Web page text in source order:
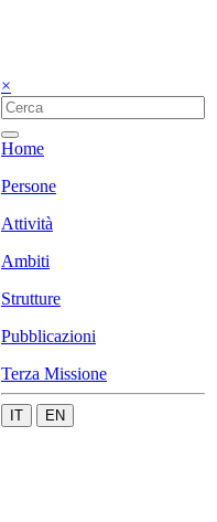
×
Home
Persone
Attività
Ambiti
Strutture
Pubblicazioni
Terza Missione
IT EN